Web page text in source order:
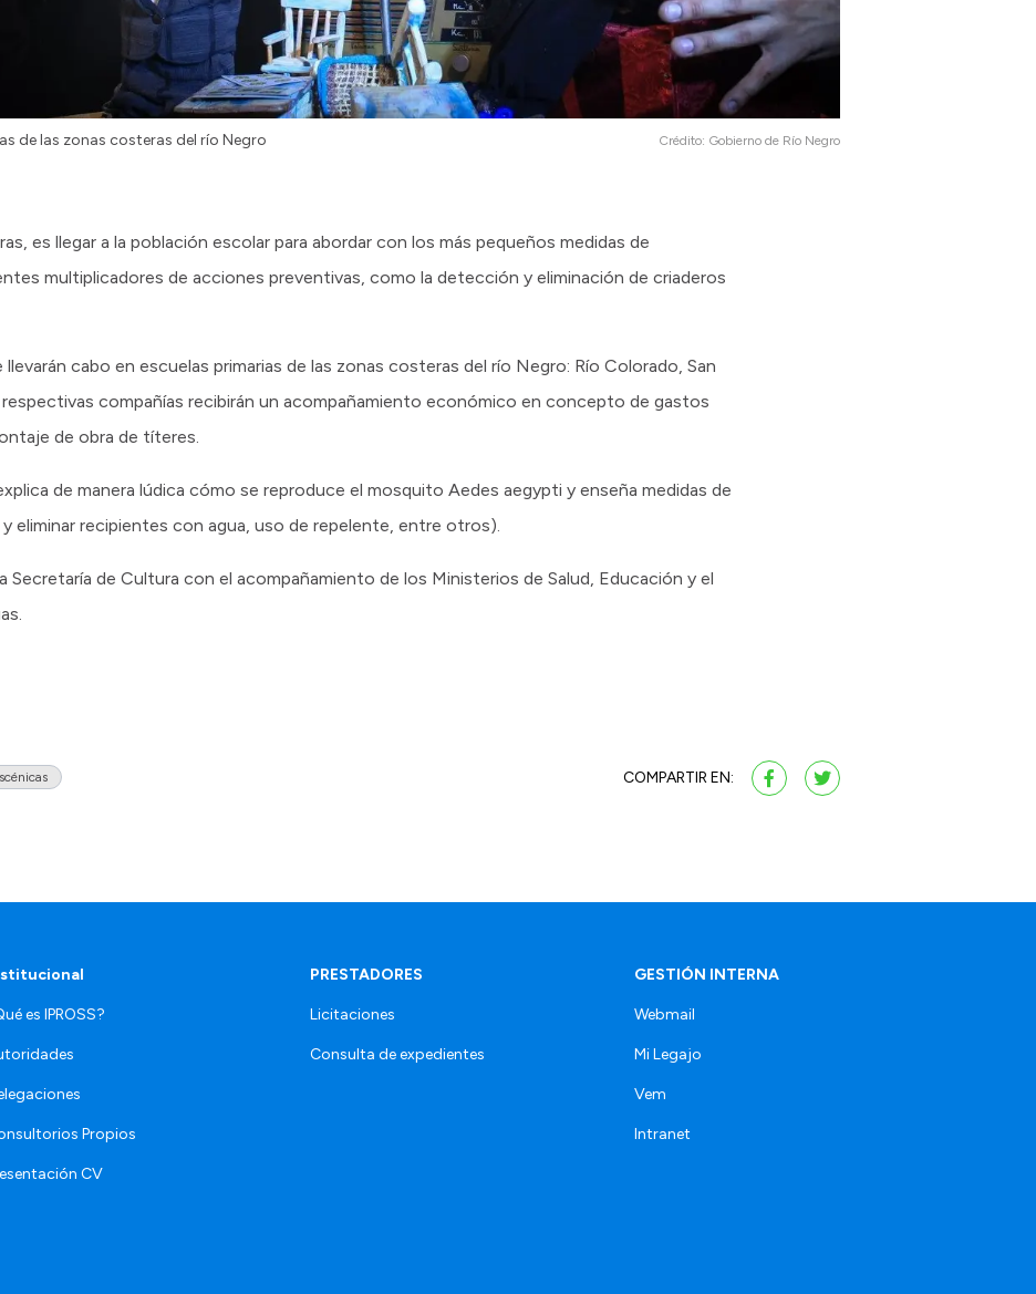
de las zonas costeras del río Negro Crédito: Gobierno de Río Negro
es llegar a la población escolar para abordar con los más pequeños medidas de
multiplicadores de acciones preventivas, como la detección y eliminación de criaderos
llevarán cabo en escuelas primarias de las zonas costeras del río Negro: Río Colorado, San
compañías recibirán un acompañamiento económico en concepto de gastos
de obra de títeres.
de manera lúdica cómo se reproduce el mosquito Aedes aegypti y enseña medidas de
eliminar recipientes con agua, uso de repelente, entre otros).
Secretaría de Cultura con el acompañamiento de los Ministerios de Salud, Educación y el
COMPARTIR EN:
es IPROSS?
Propios
CV
PRESTADORES
Licitaciones
Consulta de expedientes
GESTIÓN INTERNA
Webmail
Mi Legajo
Vem
Intranet